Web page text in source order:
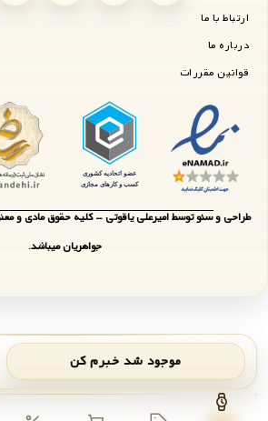
موجود شد خبرم کن
اعلان موجودی
ارتباط با ما
درباره ما
قوانین مقررات
طراحی و سئو توسط امیرعلی یاقوتی - کلیه حقوق مادی و
جواهریان میباشد.